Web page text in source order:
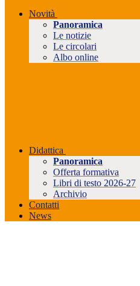
Novità
Panoramica
Le notizie
Le circolari
Albo online
Didattica
Panoramica
Offerta formativa
Libri di testo 2026-27
Archivio
Contatti
News